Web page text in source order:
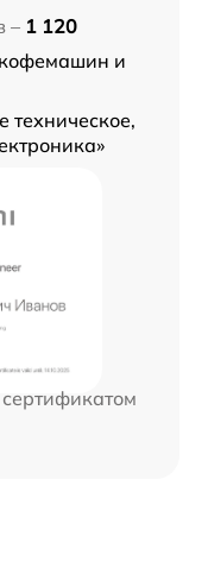
– 1 120
и
техническое,